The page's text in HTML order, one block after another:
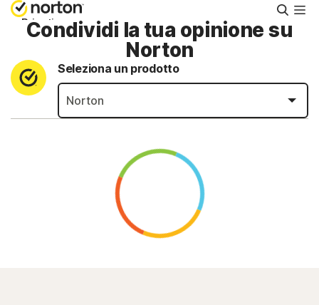
Cerca
Privati
Piccole aziende
Supporto
Condividi la tua opinione su
Norton
Seleziona un prodotto